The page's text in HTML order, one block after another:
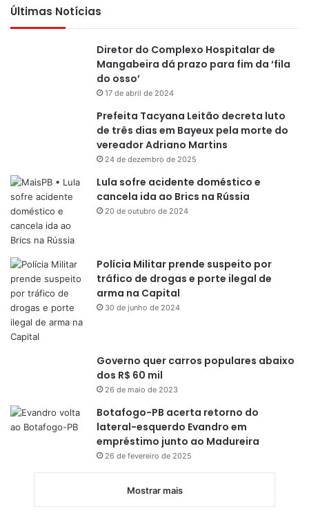
Últimas Notícias
Diretor do Complexo Hospitalar de
Mangabeira dá prazo para fim da ‘fila
do osso’
17 de abril de 2024
Prefeita Tacyana Leitão decreta luto
de três dias em Bayeux pela morte do
vereador Adriano Martins
24 de dezembro de 2025
Lula sofre acidente doméstico e
cancela ida ao Brics na Rússia
20 de outubro de 2024
Polícia Militar prende suspeito por
tráfico de drogas e porte ilegal de
arma na Capital
30 de junho de 2024
Governo quer carros populares abaixo
dos R$ 60 mil
26 de maio de 2023
Botafogo-PB acerta retorno do
lateral-esquerdo Evandro em
empréstimo junto ao Madureira
26 de fevereiro de 2025
Mostrar mais